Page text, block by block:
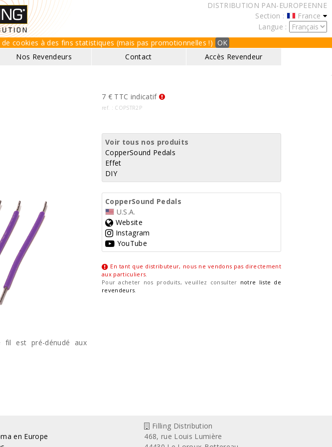
DISTRIBUTION PAN-EUROPEENNE
Section :
France
Langue :
cookies à des fins statistiques (mais pas promotionnelles !) OK
Nos Revendeurs Contact Accès Revendeur
fil est pré-dénudé aux
7 € TTC indicatif
ref. : COPSTR2P
Voir tous nos produits
CopperSound Pedals
Effet
DIY
CopperSound Pedals
U.S.A.
Website
Instagram
YouTube
En tant que distributeur, nous ne vendons pas directement
aux particuliers.
Pour acheter nos produits, veuillez consulter notre liste de
revendeurs.
en Europe
Filling Distribution
468, rue Louis Lumière